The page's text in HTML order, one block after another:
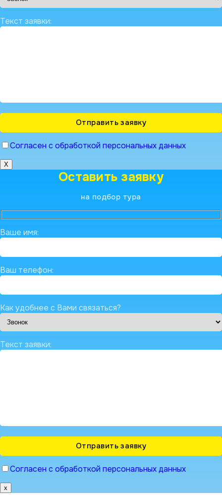
Текст заявки:
Согласен с обработкой персональных данных
X
Оставить заявку
на подбор тура
Ваше имя:
Ваш телефон:
Как удобнее с Вами связаться?
Текст заявки:
Согласен с обработкой персональных данных
x